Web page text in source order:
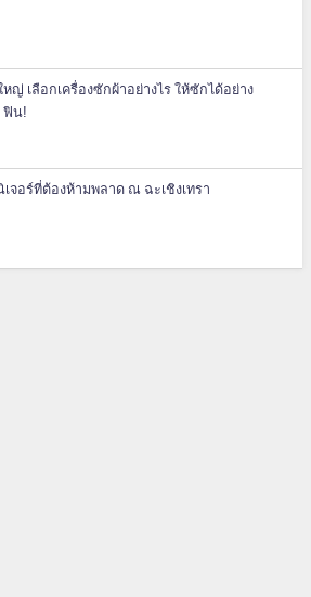
ญ่ เลือกเครื่องซักผ้าอย่างไร ให้ซักได้อย่าง
ฟิน!
เจอร์ที่ต้องห้ามพลาด ณ ฉะเชิงเทรา